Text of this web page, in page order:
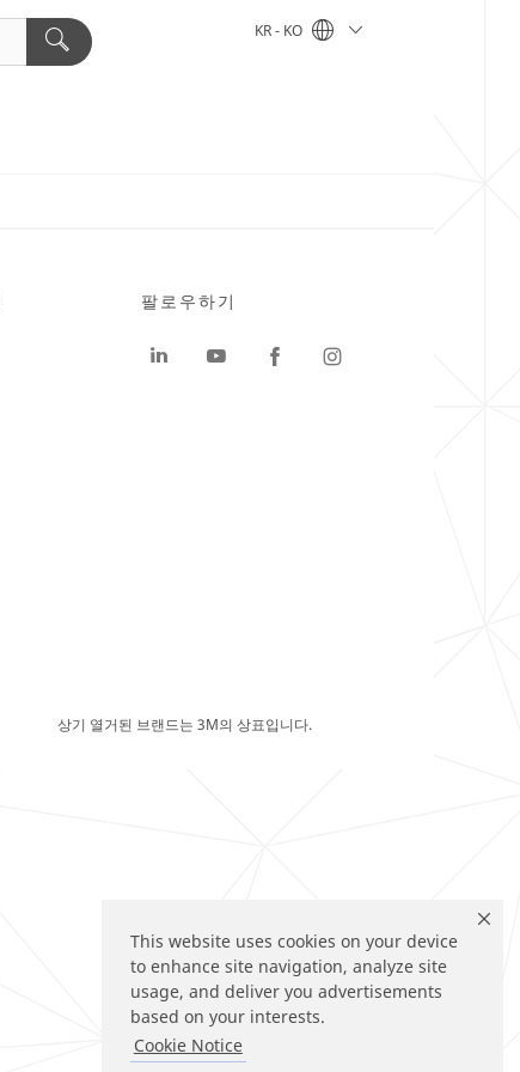
This website uses cookies on your device
to enhance site navigation, analyze site
usage, and deliver you advertisements
based on your interests.
Cookie Notice
KR - KO
팔로우하기
상기 열거된 브랜드는 3M의 상표입니다.